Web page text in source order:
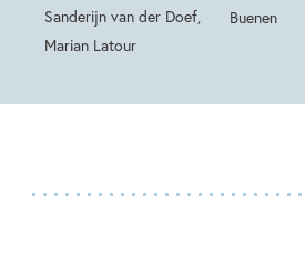
Sanderijn van der Doef,
Marian Latour
Buenen